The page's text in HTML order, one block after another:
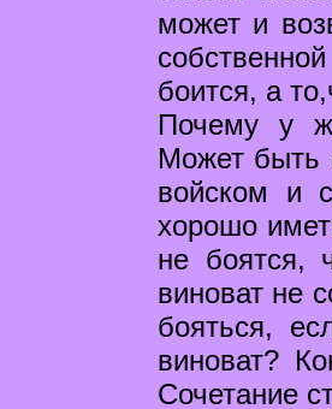
может и
боится, а
Почему у
Может быть
войском и
хорошо
не боятся,
виноват не
бояться,
виноват?
Сочетание